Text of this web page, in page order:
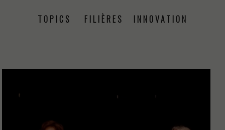
TOPICS FILIÈRES INNOVATION
PRISE DE PAROLE ÉVÉNEMENTS PRESSE
PROJETS